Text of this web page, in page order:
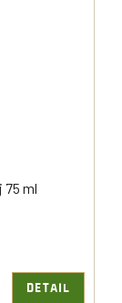
75 ml
DETAIL